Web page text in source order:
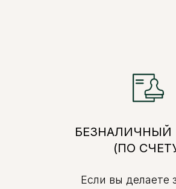
БЕЗНАЛИЧНЫЙ
(ПО
Если вы делаете